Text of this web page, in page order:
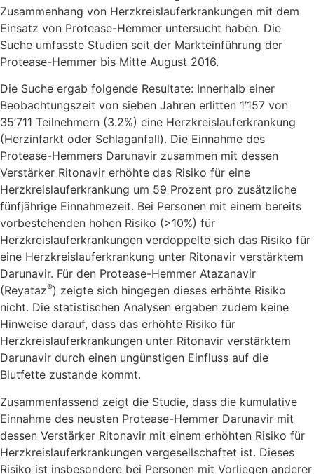
Zusammenhang von Herzkreislauferkrankungen mit dem
Einsatz von Protease-Hemmer untersucht haben. Die
Suche umfasste Studien seit der Markteinführung der
Protease-Hemmer bis Mitte August 2016.
Die Suche ergab folgende Resultate: Innerhalb einer
Beobachtungszeit von sieben Jahren erlitten 1’157 von
35’711 Teilnehmern (3.2%) eine Herzkreislauferkrankung
(Herzinfarkt oder Schlaganfall). Die Einnahme des
Protease-Hemmers Darunavir zusammen mit dessen
Verstärker Ritonavir erhöhte das Risiko für eine
Herzkreislauferkrankung um 59 Prozent pro zusätzliche
fünfjährige Einnahmezeit. Bei Personen mit einem bereits
vorbestehenden hohen Risiko (>10%) für
Herzkreislauferkrankungen verdoppelte sich das Risiko für
eine Herzkreislauferkrankung unter Ritonavir verstärktem
Darunavir. Für den Protease-Hemmer Atazanavir
(Reyataz®) zeigte sich hingegen dieses erhöhte Risiko
nicht. Die statistischen Analysen ergaben zudem keine
Hinweise darauf, dass das erhöhte Risiko für
Herzkreislauferkrankungen unter Ritonavir verstärktem
Darunavir durch einen ungünstigen Einfluss auf die
Blutfette zustande kommt.
Zusammenfassend zeigt die Studie, dass die kumulative
Einnahme des neusten Protease-Hemmer Darunavir mit
dessen Verstärker Ritonavir mit einem erhöhten Risiko für
Herzkreislauferkrankungen vergesellschaftet ist. Dieses
Risiko ist insbesondere bei Personen mit Vorliegen anderer